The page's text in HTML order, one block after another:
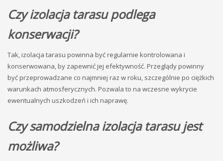
Czy izolacja tarasu podlega
konserwacji?
Tak, izolacja tarasu powinna być regularnie kontrolowana i
konserwowana, by zapewnić jej efektywność. Przeglądy powinny
być przeprowadzane co najmniej raz w roku, szczególnie po ciężkich
warunkach atmosferycznych. Pozwala to na wczesne wykrycie
ewentualnych uszkodzeń i ich naprawę.
Czy samodzielna izolacja tarasu jest
możliwa?